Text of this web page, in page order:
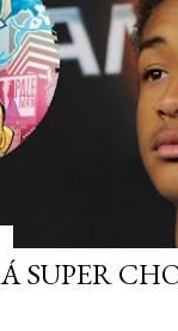
SUPER